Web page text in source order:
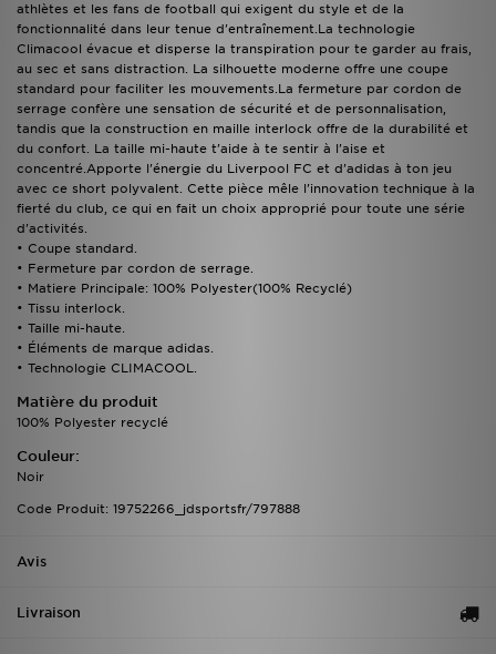
athlètes et les fans de football qui exigent du style et de la
fonctionnalité dans leur tenue d'entraînement.La technologie
Climacool évacue et disperse la transpiration pour te garder au frais,
au sec et sans distraction. La silhouette moderne offre une coupe
standard pour faciliter les mouvements.La fermeture par cordon de
serrage confère une sensation de sécurité et de personnalisation,
tandis que la construction en maille interlock offre de la durabilité et
du confort. La taille mi-haute t'aide à te sentir à l'aise et
concentré.Apporte l'énergie du Liverpool FC et d'adidas à ton jeu
avec ce short polyvalent. Cette pièce mêle l'innovation technique à la
fierté du club, ce qui en fait un choix approprié pour toute une série
d'activités.
• Coupe standard.
• Fermeture par cordon de serrage.
• Matiere Principale: 100% Polyester(100% Recyclé)
• Tissu interlock.
• Taille mi-haute.
• Éléments de marque adidas.
• Technologie CLIMACOOL.
Matière du produit
100% Polyester recyclé
Couleur:
Noir
Code Produit: 19752266_jdsportsfr/797888
Avis
Livraison